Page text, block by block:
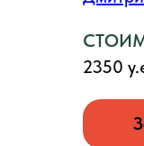
2350